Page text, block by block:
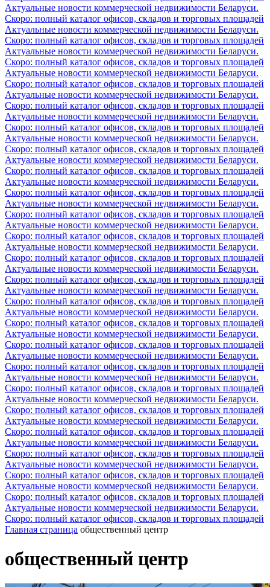
Актуальные новости коммерческой недвижимости Беларуси.
Скоро: полный каталог офисов, складов и торговых площадей
Актуальные новости коммерческой недвижимости Беларуси.
Скоро: полный каталог офисов, складов и торговых площадей
Актуальные новости коммерческой недвижимости Беларуси.
Скоро: полный каталог офисов, складов и торговых площадей
Актуальные новости коммерческой недвижимости Беларуси.
Скоро: полный каталог офисов, складов и торговых площадей
Актуальные новости коммерческой недвижимости Беларуси.
Скоро: полный каталог офисов, складов и торговых площадей
Актуальные новости коммерческой недвижимости Беларуси.
Скоро: полный каталог офисов, складов и торговых площадей
Актуальные новости коммерческой недвижимости Беларуси.
Скоро: полный каталог офисов, складов и торговых площадей
Актуальные новости коммерческой недвижимости Беларуси.
Скоро: полный каталог офисов, складов и торговых площадей
Актуальные новости коммерческой недвижимости Беларуси.
Скоро: полный каталог офисов, складов и торговых площадей
Актуальные новости коммерческой недвижимости Беларуси.
Скоро: полный каталог офисов, складов и торговых площадей
Актуальные новости коммерческой недвижимости Беларуси.
Скоро: полный каталог офисов, складов и торговых площадей
Актуальные новости коммерческой недвижимости Беларуси.
Скоро: полный каталог офисов, складов и торговых площадей
Актуальные новости коммерческой недвижимости Беларуси.
Скоро: полный каталог офисов, складов и торговых площадей
Актуальные новости коммерческой недвижимости Беларуси.
Скоро: полный каталог офисов, складов и торговых площадей
Актуальные новости коммерческой недвижимости Беларуси.
Скоро: полный каталог офисов, складов и торговых площадей
Актуальные новости коммерческой недвижимости Беларуси.
Скоро: полный каталог офисов, складов и торговых площадей
Актуальные новости коммерческой недвижимости Беларуси.
Скоро: полный каталог офисов, складов и торговых площадей
Актуальные новости коммерческой недвижимости Беларуси.
Скоро: полный каталог офисов, складов и торговых площадей
Актуальные новости коммерческой недвижимости Беларуси.
Скоро: полный каталог офисов, складов и торговых площадей
Актуальные новости коммерческой недвижимости Беларуси.
Скоро: полный каталог офисов, складов и торговых площадей
Актуальные новости коммерческой недвижимости Беларуси.
Скоро: полный каталог офисов, складов и торговых площадей
Актуальные новости коммерческой недвижимости Беларуси.
Скоро: полный каталог офисов, складов и торговых площадей
Актуальные новости коммерческой недвижимости Беларуси.
Скоро: полный каталог офисов, складов и торговых площадей
Актуальные новости коммерческой недвижимости Беларуси.
Скоро: полный каталог офисов, складов и торговых площадей
Главная страница общественный центр
общественный центр